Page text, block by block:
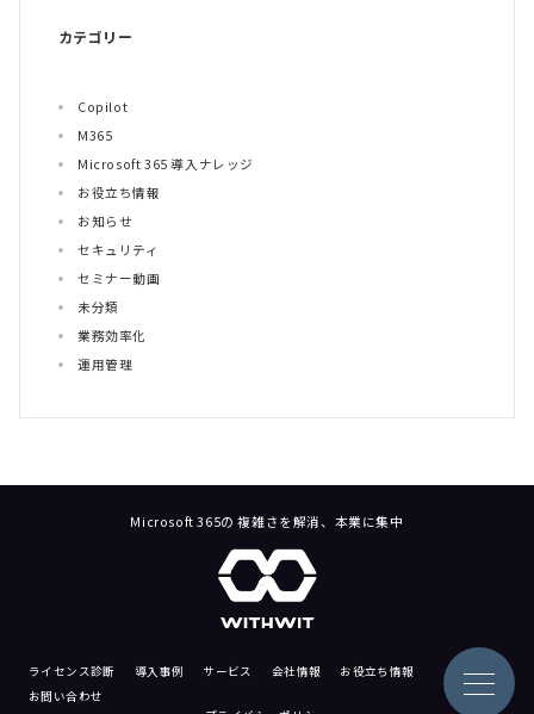
カテゴリー
Copilot
M365
Microsoft 365 導入ナレッジ
お役立ち情報
お知らせ
セキュリティ
セミナー動画
未分類
業務効率化
運用管理
Microsoft 365の 複雑さを解消、本業に集中
ライセンス診断 導入事例 サービス 会社情報
お役立ち情報
お問い合わせ